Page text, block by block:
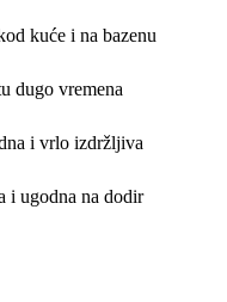
kuće i na bazenu
dugo vremena
i vrlo izdržljiva
i ugodna na dodir